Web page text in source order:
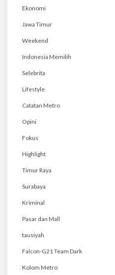
Ekonomi
Jawa Timur
Weekend
Indonesia Memilih
Selebrita
Lifestyle
Catatan Metro
Opini
Fokus
Highlight
Timur Raya
Surabaya
Kriminal
Pasar dan Mall
tausiyah
Falcon-G21 Team Dark
Kolom Metro